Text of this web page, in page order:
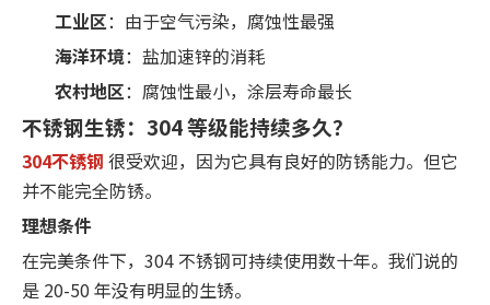
工业区：由于空气污染，腐蚀性最强
海洋环境：盐加速锌的消耗
农村地区：腐蚀性最小，涂层寿命最长
不锈钢生锈：304 等级能持续多久？
304不锈钢 很受欢迎，因为它具有良好的防锈能力。但它
并不能完全防锈。
理想条件
在完美条件下，304 不锈钢可持续使用数十年。我们说的
是 20-50 年没有明显的生锈。